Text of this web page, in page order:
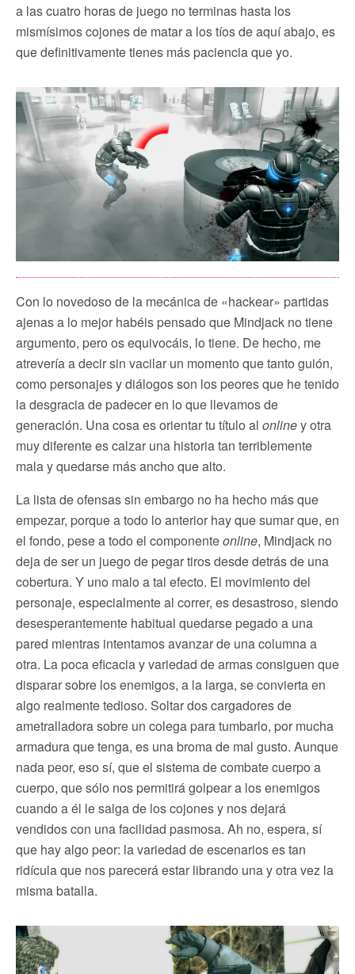
a las cuatro horas de juego no terminas hasta los
mismísimos cojones de matar a los tíos de aquí abajo, es
que definitivamente tienes más paciencia que yo.
Con lo novedoso de la mecánica de «hackear» partidas
ajenas a lo mejor habéis pensado que Mindjack no tiene
argumento, pero os equivocáis, lo tiene. De hecho, me
atrevería a decir sin vacilar un momento que tanto guión,
como personajes y diálogos son los peores que he tenido
la desgracia de padecer en lo que llevamos de
generación. Una cosa es orientar tu título al onliney otra
muy diferente es calzar una historia tan terriblemente
mala y quedarse más ancho que alto.
La lista de ofensas sin embargo no ha hecho más que
empezar, porque a todo lo anterior hay que sumar que, en
el fondo, pese a todo el componenteonline, Mindjack no
deja de ser un juego de pegar tiros desde detrás de una
cobertura. Y uno malo a tal efecto. El movimiento del
personaje, especialmente al correr, es desastroso, siendo
desesperantemente habitual quedarse pegado a una
pared mientras intentamos avanzar de una columna a
otra. La poca eficacia y variedad de armas consiguen que
disparar sobre los enemigos, a la larga, se convierta en
algo realmente tedioso. Soltar dos cargadores de
ametralladora sobre un colega para tumbarlo, por mucha
armadura que tenga, es una broma de mal gusto. Aunque
nada peor, eso sí, que el sistema de combate cuerpo a
cuerpo, que sólo nos permitirá golpear a los enemigos
cuando a él le salga de los cojones y nos dejará
vendidos con una facilidad pasmosa. Ah no, espera, sí
que hay algo peor: la variedad de escenarios es tan
ridícula que nos parecerá estar librando una y otra vez la
misma batalla.